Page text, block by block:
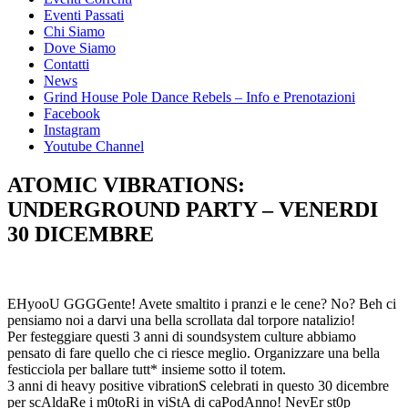
Eventi Passati
Chi Siamo
Dove Siamo
Contatti
News
Grind House Pole Dance Rebels – Info e Prenotazioni
Facebook
Instagram
Youtube Channel
ATOMIC VIBRATIONS:
UNDERGROUND PARTY – VENERDI
30 DICEMBRE
EHyooU GGGGente! Avete smaltito i pranzi e le cene? No? Beh ci
pensiamo noi a darvi una bella scrollata dal torpore natalizio!
Per festeggiare questi 3 anni di soundsystem culture abbiamo
pensato di fare quello che ci riesce meglio. Organizzare una bella
festicciola per ballare tutt* insieme sotto il totem.
3 anni di heavy positive vibrationS celebrati in questo 30 dicembre
per scAldaRe i m0toRi in viStA di caPodAnno! NevEr st0p